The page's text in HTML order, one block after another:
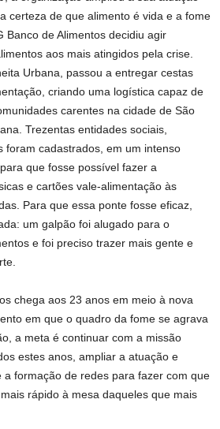
certeza de que alimento é vida e a fome
Banco de Alimentos decidiu agir
aos mais atingidos pela crise.
Urbana, passou a entregar cestas
criando uma logística capaz de
carentes na cidade de São
Trezentas entidades sociais,
foram cadastrados, em um intenso
que fosse possível fazer a
e cartões vale-alimentação às
Para que essa ponte fosse eficaz,
um galpão foi alugado para o
e foi preciso trazer mais gente e
chega aos 23 anos em meio à nova
em que o quadro da fome se agrava
a meta é continuar com a missão
estes anos, ampliar a atuação e
a formação de redes para fazer com que
rápido à mesa daqueles que mais